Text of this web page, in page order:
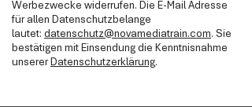
Werbezwecke widerrufen. Die E-Mail Adresse
für allen Datenschutzbelange
lautet: datenschutz@novamediatrain.com. Sie
bestätigen mit Einsendung die Kenntnisnahme
unsererDatenschutzerklärung.